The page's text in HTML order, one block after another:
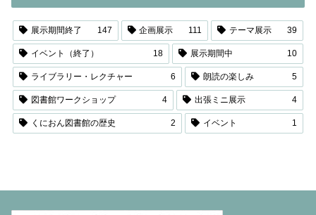
展示期間終了 147 企画展示 111 テーマ展示 39
イベント（終了） 18 展示期間中 10
ライブラリー・レクチャー 6 朗読の楽しみ 5
図書館ワークショップ 4 出張ミニ展示 4
くにおん図書館の歴史 2 イベント 1